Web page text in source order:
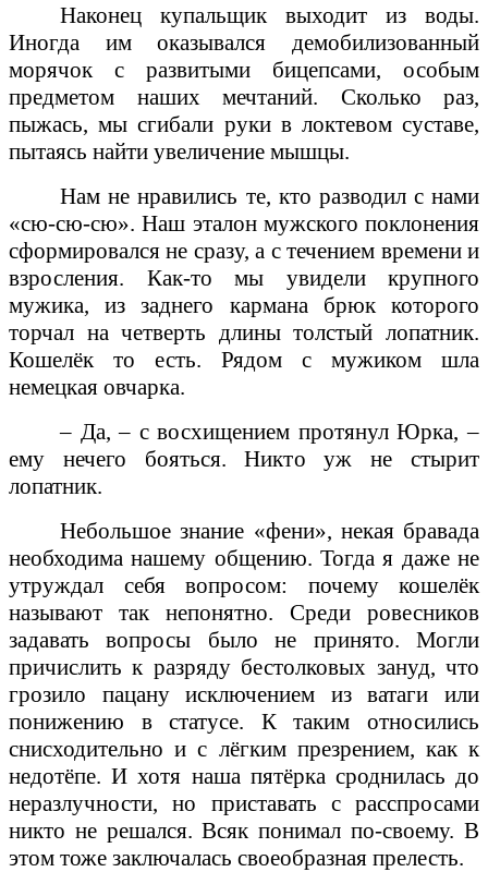
Наконец купальщик выходит из воды.
Иногда им оказывался демобилизованный
морячок с развитыми бицепсами, особым
предметом наших мечтаний. Сколько раз,
пыжась, мы сгибали руки в локтевом суставе,
пытаясь найти увеличение мышцы.
Нам не нравились те, кто разводил с нами
«сю-сю-сю». Наш эталон мужского поклонения
сформировался не сразу, а с течением времени и
взросления. Как-то мы увидели крупного
мужика, из заднего кармана брюк которого
торчал на четверть длины толстый лопатник.
Кошелёк то есть. Рядом с мужиком шла
немецкая овчарка.
– Да, – с восхищением протянул Юрка, –
ему нечего бояться. Никто уж не стырит
лопатник.
Небольшое знание «фени», некая бравада
необходима нашему общению. Тогда я даже не
утруждал себя вопросом: почему кошелёк
называют так непонятно. Среди ровесников
задавать вопросы было не принято. Могли
причислить к разряду бестолковых зануд, что
грозило пацану исключением из ватаги или
понижению в статусе. К таким относились
снисходительно и с лёгким презрением, как к
недотёпе. И хотя наша пятёрка сроднилась до
неразлучности, но приставать с расспросами
никто не решался. Всяк понимал по-своему. В
этом тоже заключалась своеобразная прелесть.